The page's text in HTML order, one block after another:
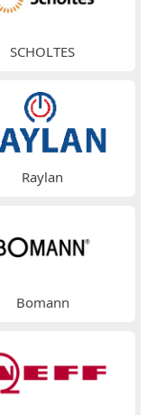
SCHOLTES
Raylan
Bomann